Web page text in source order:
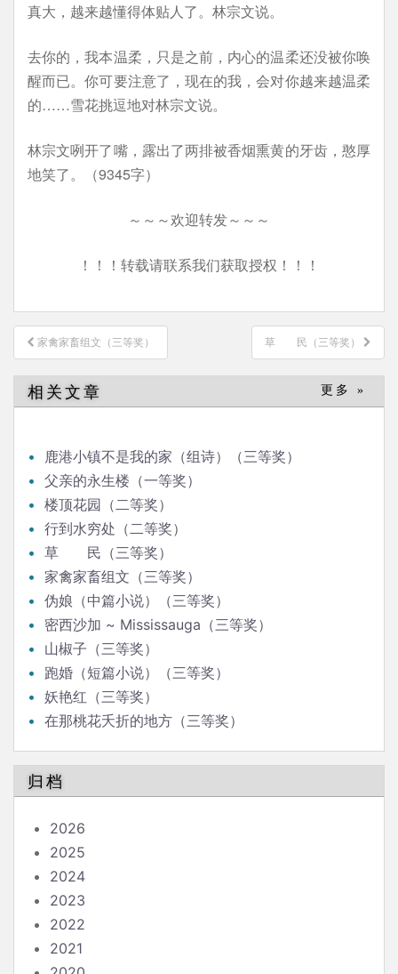
真大，越来越懂得体贴人了。林宗文说。
去你的，我本温柔，只是之前，内心的温柔还没被你唤
醒而已。你可要注意了，现在的我，会对你越来越温柔
的……雪花挑逗地对林宗文说。
林宗文咧开了嘴，露出了两排被香烟熏黄的牙齿，憨厚
地笑了。（9345字）
～～～欢迎转发～～～
！！！转载请联系我们获取授权！！！
文
章
导
航
家禽家畜组文（三等奖） 草 民（三等奖）
相关文章 更多 »
鹿港小镇不是我的家（组诗）（三等奖）
父亲的永生楼（一等奖）
楼顶花园（二等奖）
行到水穷处（二等奖）
草 民（三等奖）
家禽家畜组文（三等奖）
伪娘（中篇小说）（三等奖）
密西沙加 ~ Mississauga（三等奖）
山椒子（三等奖）
跑婚（短篇小说）（三等奖）
妖艳红（三等奖）
在那桃花夭折的地方（三等奖）
归档
2026
2025
2024
2023
2022
2021